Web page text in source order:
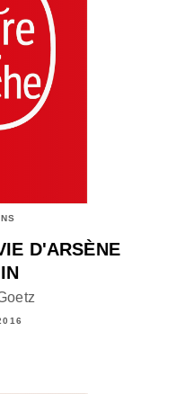
D'ARSÈNE